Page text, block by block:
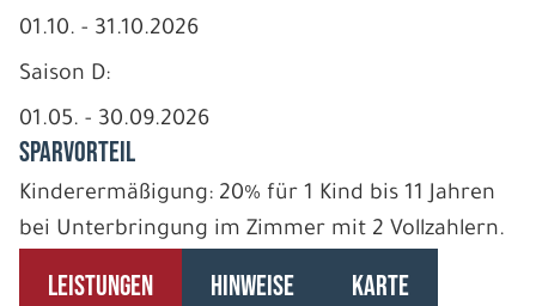
01.10. - 31.10.2026
Saison D:
01.05. - 30.09.2026
SPARVORTEIL
Kinderermäßigung: 20% für 1 Kind bis 11 Jahren
bei Unterbringung im Zimmer mit 2 Vollzahlern.
LEISTUNGEN HINWEISE KARTE